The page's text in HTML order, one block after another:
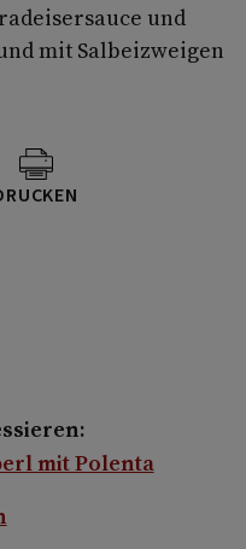
und
mit Salbei­zweigen
mit Polenta